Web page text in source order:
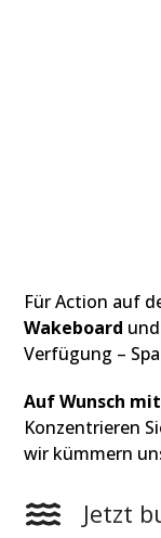
Für Action auf
Wakeboard
Verfügung –
Auf Wunsch
Konzentrieren
wir kümmern
Jetzt